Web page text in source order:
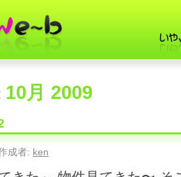
10月 2009
成者: ken